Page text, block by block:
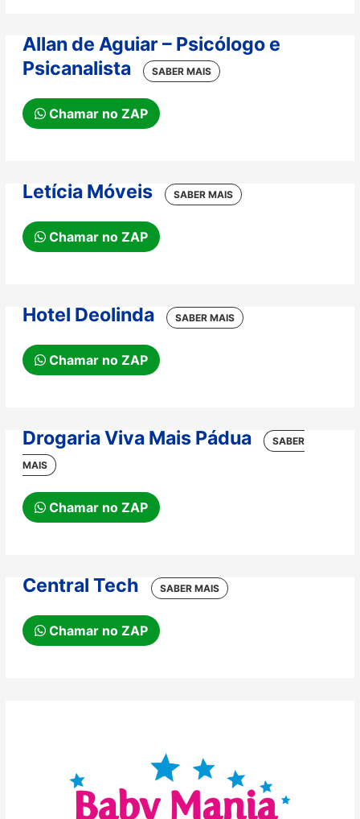
Allan de Aguiar – Psicólogo e
Psicanalista
Chamar no ZAP
Letícia Móveis
Chamar no ZAP
Hotel Deolinda
Chamar no ZAP
Drogaria Viva Mais Pádua
Chamar no ZAP
Central Tech
Chamar no ZAP